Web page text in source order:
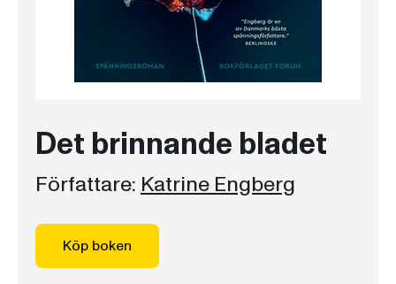
Det brinnande bladet
Författare: Katrine Engberg
Köp boken